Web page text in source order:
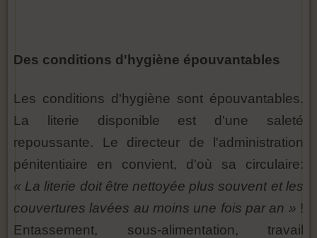
Des conditions d'hygiène épouvantables
Les conditions d'hygiène sont épouvantables.
La literie disponible est d'une saleté
repoussante. Le directeur de l'administration
pénitentiaire en convient, d'où sa circulaire:
« La literie doit être nettoyée plus souvent et les
couvertures lavées au moins une fois par an » !
Entassement, sous-alimentation, travail